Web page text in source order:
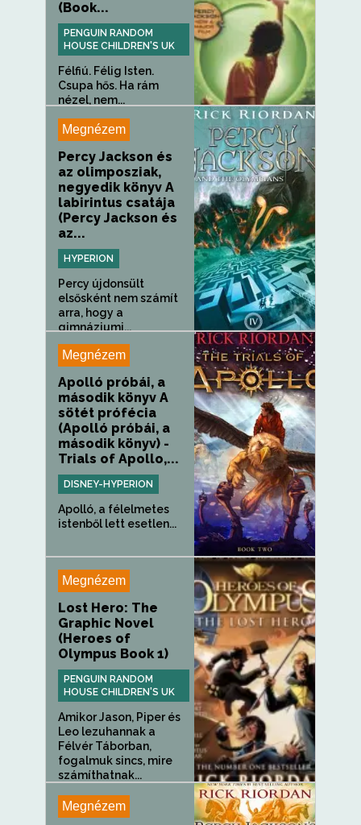
(Book...
PENGUIN RANDOM
HOUSE CHILDREN'S UK
Félfiú. Félig Isten.
Csupa hős. Ha rám
nézel, nem...
Megnézem
Percy Jackson és
az olimposziak,
negyedik könyv A
labirintus csatája
(Percy Jackson és
az...
HYPERION
Percy újdonsült
elsősként nem számít
arra, hogy a
gimnáziumi...
Megnézem
Apolló próbái, a
második könyv A
sötét prófécia
(Apolló próbái, a
második könyv) -
Trials of Apollo,...
DISNEY-HYPERION
Apolló, a félelmetes
istenből lett esetlen...
Megnézem
Lost Hero: The
Graphic Novel
(Heroes of
Olympus Book 1)
PENGUIN RANDOM
HOUSE CHILDREN'S UK
Amikor Jason, Piper és
Leo lezuhannak a
Félvér Táborban,
fogalmuk sincs, mire
számíthatnak...
Megnézem